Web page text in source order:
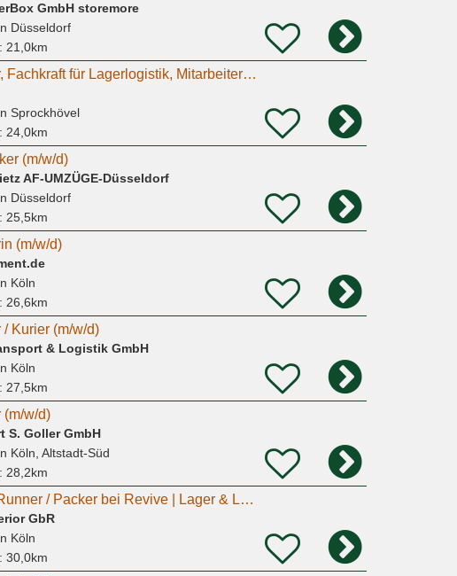
GmbH storemore
Düsseldorf
21,0km
Verpacker, Fachkraft für Lagerlogistik, Mitarbeiter in Produktion. Minijob, Teilzeit, Vollzeit.
Sprockhövel
24,0km
(m/w/d)
AF-UMZÜGE-Düsseldorf
Düsseldorf
25,5km
(m/w/d)
Köln
26,6km
/ Kurier (m/w/d)
& Logistik GmbH
Köln
27,5km
(m/w/d)
S. Goller GmbH
Köln, Altstadt-Süd
28,2km
Befristet: Runner / Packer bei Revive | Lager & Logistik | Gebrauchte Designermöbel | M/W/D
GbR
Köln
30,0km